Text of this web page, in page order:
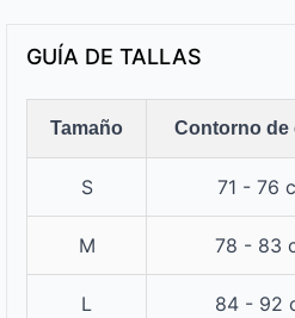
GUÍA DE TALLAS
Tamaño Contorno de
S 71 - 76
M 78 - 83
L 84 - 92